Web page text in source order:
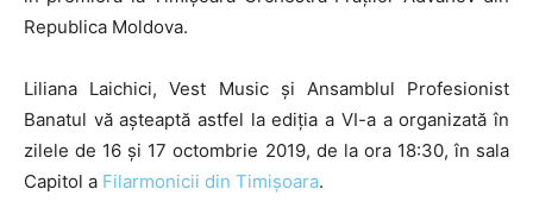
Republica Moldova.
Liliana Laichici, Vest Music și Ansamblul Profesionist
Banatul vă așteaptă astfel la ediția a VI-a a organizată în
zilele de 16 și 17 octombrie 2019, de la ora 18:30, în sala
Capitol a Filarmonicii din Timișoara.